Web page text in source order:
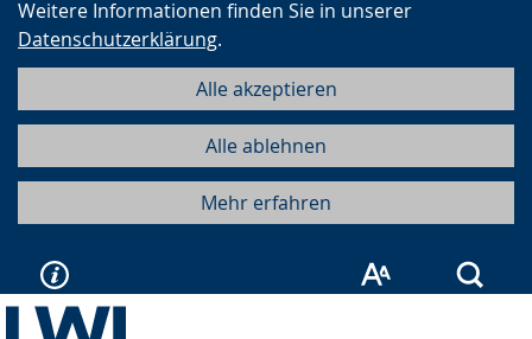
Weitere Informationen finden Sie in unserer
Datenschutzerklärung.
Alle akzeptieren
Alle ablehnen
Mehr erfahren